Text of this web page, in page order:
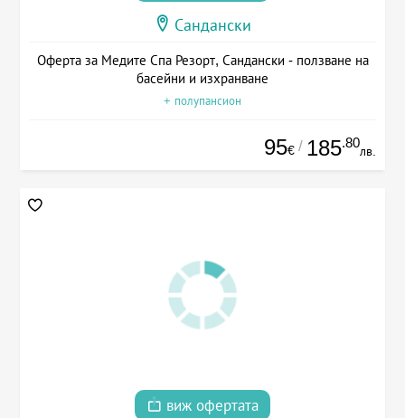
Сандански
Оферта за Медите Спа Резорт, Сандански - ползване на
басейни и изхранване
+ полупансион
95€ / 185.80
лв.
виж офертата